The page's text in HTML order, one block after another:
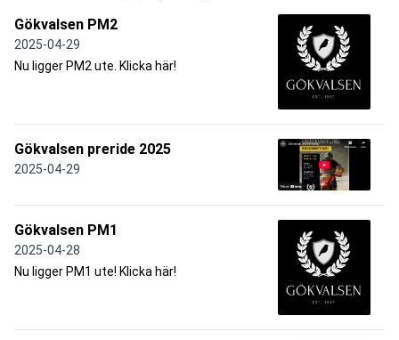
Gökvalsen PM2
2025-04-29
Nu ligger PM2 ute. Klicka här!
Gökvalsen preride 2025
2025-04-29
Gökvalsen PM1
2025-04-28
Nu ligger PM1 ute! Klicka här!